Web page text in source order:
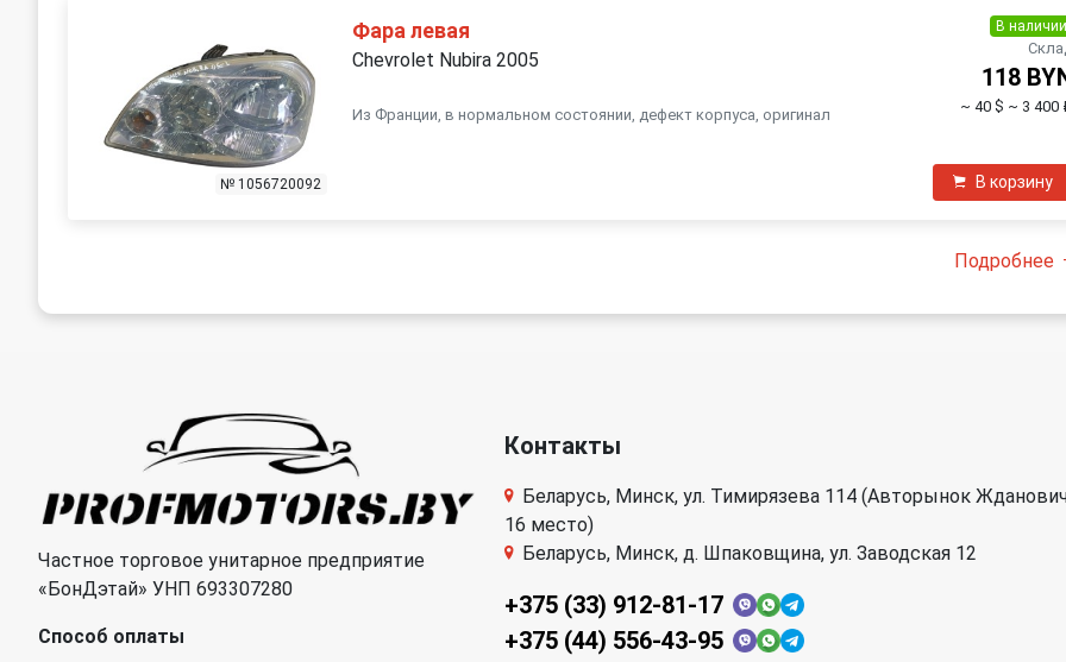
№ 1056720092
Фара левая
Chevrolet Nubira 2005
Из Франции, в нормальном состоянии, дефект корпуса, оригинал
В наличии
118
~ 40 $ ~ 3 400
В корзину
Подробнее
Частное торговое унитарное предприятие
«БонДэтай» УНП 693307280
Способ оплаты
Контакты
Беларусь, Минск, ул. Тимирязева 114 (Авторынок
16 место)
Беларусь, Минск, д. Шпаковщина, ул. Заводская 12
+375 (33) 912-81-17
+375 (44) 556-43-95